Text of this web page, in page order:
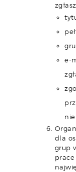
e-
dla
grup